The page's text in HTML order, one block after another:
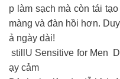
p làm sạch mà còn tái
màng và đàn hồi hơn.
ả ngày dài!
stillU Sensitive for Men
ạy cảm